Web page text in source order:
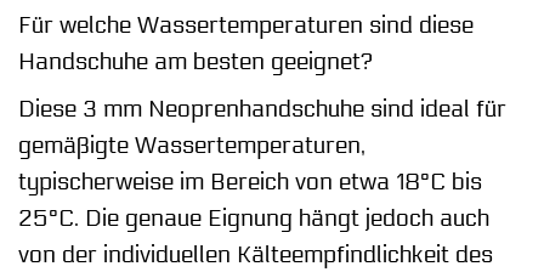
Für welche Wassertemperaturen sind diese
Handschuhe am besten geeignet?
Diese 3 mm Neoprenhandschuhe sind ideal für
gemäßigte Wassertemperaturen,
typischerweise im Bereich von etwa 18°C bis
25°C. Die genaue Eignung hängt jedoch auch
von der individuellen Kälteempfindlichkeit des